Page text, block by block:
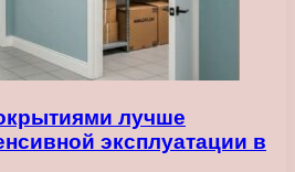
лучше
эксплуатации в